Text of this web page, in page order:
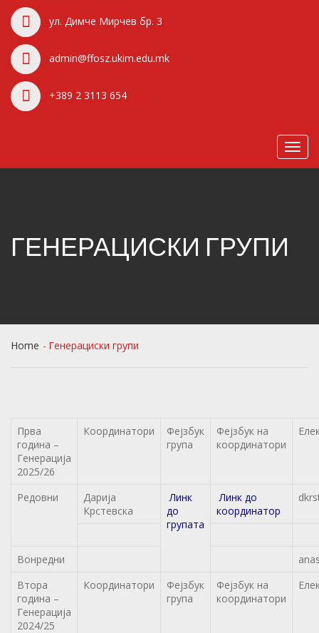
ул. Димче Мирчев бр. 3
admin@ffosz.ukim.edu.mk
+389 2 3113 654
ГЕНЕРАЦИСКИ ГРУПИ
Home Генерациски групи
Прва
година –
Генерација
2025/26
Координатори
Фејзбук
група
Фејзбук на
координатори
Редовни
Дарија
Крстевска
Линк
до
групата
Линк до
координатор
Вонредни
Втора
година –
Генерација
2024/25
Координатори
Фејзбук
група
Фејзбук на
координатори